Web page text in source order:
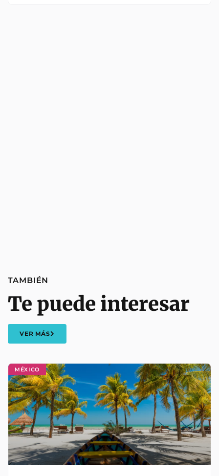
MÉXICO
TAMBIÉN
Te puede interesar
VER MÁS